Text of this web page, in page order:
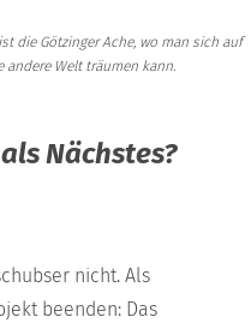
die Götzinger Ache, wo man sich auf
Welt träumen kann.
Nächstes?
nicht. Als
beenden: Das